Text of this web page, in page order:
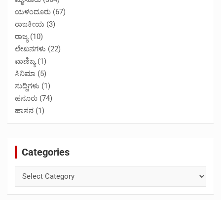
ಯಳಂದೂರು (67)
ರಾಜಕೀಯ (3)
ರಾಜ್ಯ(10)
ಲೇಖನಗಳು (22)
ವಾಣಿಜ್ಯ(1)
ಸಿನಿಮಾ (5)
ಸುದ್ದಿಗಳು (1)
ಹನೂರು (74)
ಹಾಸನ (1)
Categories